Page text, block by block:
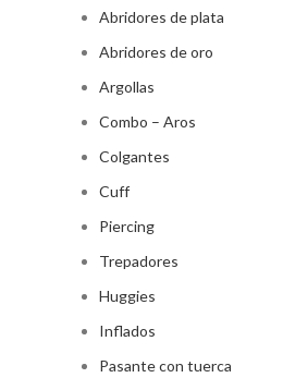
Abridores de plata
Abridores de oro
Argollas
Combo – Aros
Colgantes
Cuff
Piercing
Trepadores
Huggies
Inflados
Pasante con tuerca